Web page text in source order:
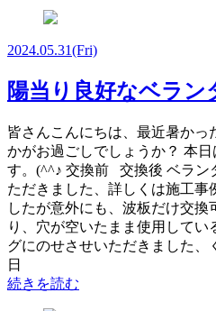
2024.05.31(Fri)
陽当り良好なベラ
皆さんこんにちは、最近暑かっ
かがお過ごしでしょうか？ 本
す。(^^♪ 交換前 交換後 ベラン
ただきました、詳しくは施工事
したが意外にも、波板だけ交換
り、穴が空いたまま使用してい
グにのせさせいただきました、
日
続きを読む